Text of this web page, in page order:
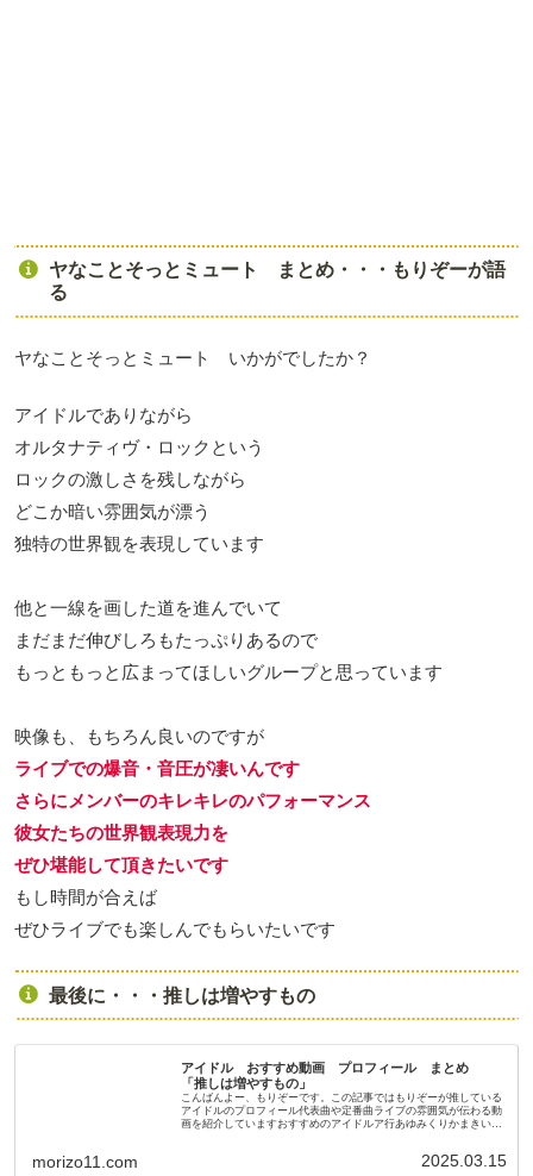
ヤなことそっとミュート まとめ・・・もりぞーが語
る
ヤなことそっとミュート いかがでしたか？
アイドルでありながら
オルタナティヴ・ロックという
ロックの激しさを残しながら
どこか暗い雰囲気が漂う
独特の世界観を表現しています
他と一線を画した道を進んでいて
まだまだ伸びしろもたっぷりあるので
もっともっと広まってほしいグループと思っています
映像も、もちろん良いのですが
ライブでの爆音・音圧が凄いんです
さらにメンバーのキレキレのパフォーマンス
彼女たちの世界観表現力を
ぜひ堪能して頂きたいです
もし時間が合えば
ぜひライブでも楽しんでもらいたいです
最後に・・・推しは増やすもの
アイドル おすすめ動画 プロフィール まとめ
「推しは増やすもの」
こんばんよー、もりぞーです。この記事ではもりぞーが推している
アイドルのプロフィール代表曲や定番曲ライブの雰囲気が伝わる動
画を紹介していますおすすめのアイドルア行あゆみくりかまきいぎ
morizo11.com 2025.03.15